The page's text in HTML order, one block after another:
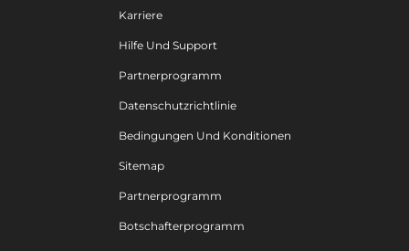
Karriere
Hilfe Und Support
Partnerprogramm
Datenschutzrichtlinie
Bedingungen Und Konditionen
Sitemap
Partnerprogramm
Botschafterprogramm